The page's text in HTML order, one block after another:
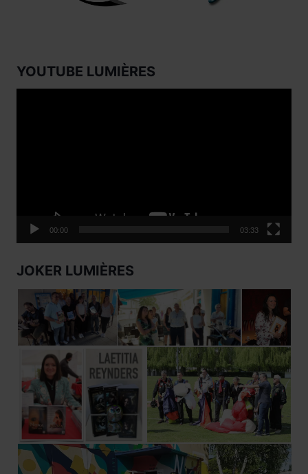
YOUTUBE LUMIÈRES
00:00 03:33
JOKER LUMIÈRES